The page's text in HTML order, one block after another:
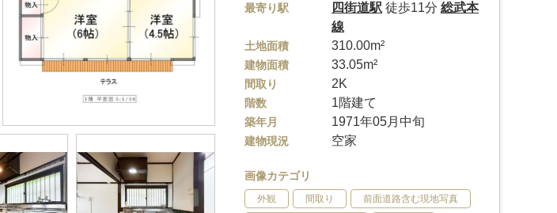
最寄り駅 四街道駅 徒歩11分総武本
線
土地面積 310.00m²
建物面積 33.05m²
間取り 2K
階数 1階建て
築年月 1971年05月中旬
建物現況 空家
画像カテゴリ
外観 間取り 前面道路含む現地写真